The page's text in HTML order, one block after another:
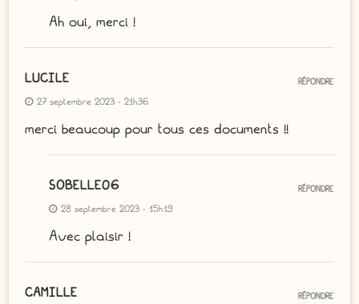
Ah oui, merci !
LUCILE
27 septembre 2023 - 21h36
merci beaucoup pour tous ces documents !!
RÉPONDRE
SOBELLE06
28 septembre 2023 - 15h19
Avec plaisir !
RÉPONDRE
CAMILLE RÉPONDRE